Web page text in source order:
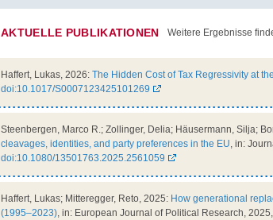
AKTUELLE PUBLIKATIONEN Weitere Ergebnisse
Haffert, Lukas, 2026: The Hidden Cost of Tax Regressivity at
doi:10.1017/S0007123425101269
Steenbergen, Marco R.; Zollinger, Delia; Häusermann, Silja;
cleavages, identities, and party preferences in the EU, in:
doi:10.1080/13501763.2025.2561059
Haffert, Lukas; Mitteregger, Reto, 2025: How generational
(1995–2023), in: European Journal of Political Research,